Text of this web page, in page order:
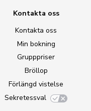
Kontakta oss
Kontakta oss
Min bokning
Grupppriser
Bröllop
Förlängd vistelse
Sekretessval